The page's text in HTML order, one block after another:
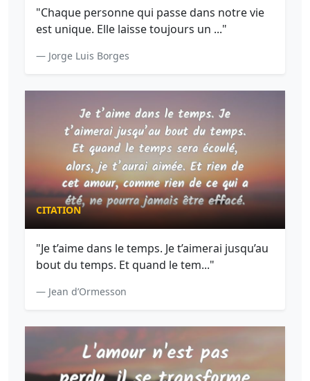
"Chaque personne qui passe dans notre vie
est unique. Elle laisse toujours un ..."
— Jorge Luis Borges
CITATION
"Je t’aime dans le temps. Je t’aimerai jusqu’au
bout du temps. Et quand le tem..."
— Jean d’Ormesson